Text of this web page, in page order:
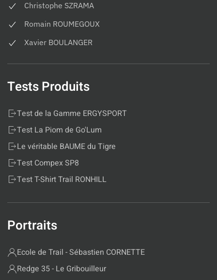
Christophe SZRAMA
Romain ROUMEGOUX
Xavier BOULANGER
Tests Produits
Test de la Gamme ERGYSPORT
Test La Piom de Go'Lum
Le véritable BAUME du Tigre
Test Compex SP8
Test T-Shirt Trail RONHILL
Portraits
Ecole de Trail - Sébastien CORNETTE
Redge 35 - Le Gribouilleur